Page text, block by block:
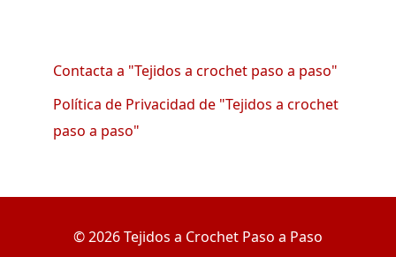
Contacta a "Tejidos a crochet paso a paso"
Política de Privacidad de "Tejidos a crochet
paso a paso"
© 2026 Tejidos a Crochet Paso a Paso